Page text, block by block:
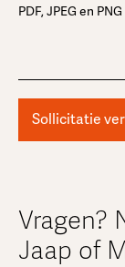
PDF, JPEG en
Vragen?
Jaap of